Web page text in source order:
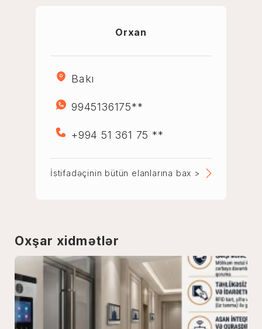
Orxan
Bakı
9945136175**
+994 51 361 75 **
İstifadəçinin bütün elanlarına bax >
Oxşar xidmətlər